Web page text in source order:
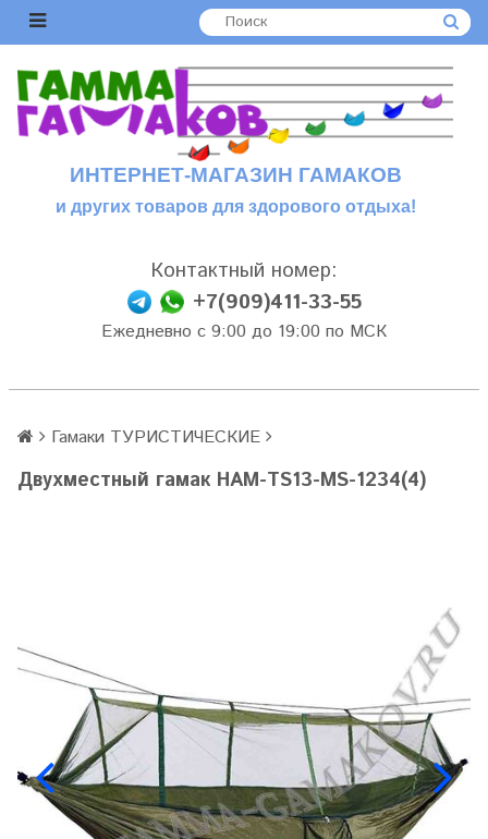
ИНТЕРНЕТ-МАГАЗИН ГАМАКОВ
и других товаров для здорового отдыха!
Контактный номер:
+7(909)411-33-55
Ежедневно с 9:00 до 19:00 по МСК
Гамаки ТУРИСТИЧЕСКИЕ
Двухместный гамак HAM-TS13-MS-1234(4)